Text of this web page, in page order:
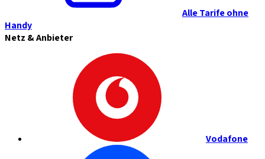
Alle Tarife ohne
Handy
Netz & Anbieter
Vodafone